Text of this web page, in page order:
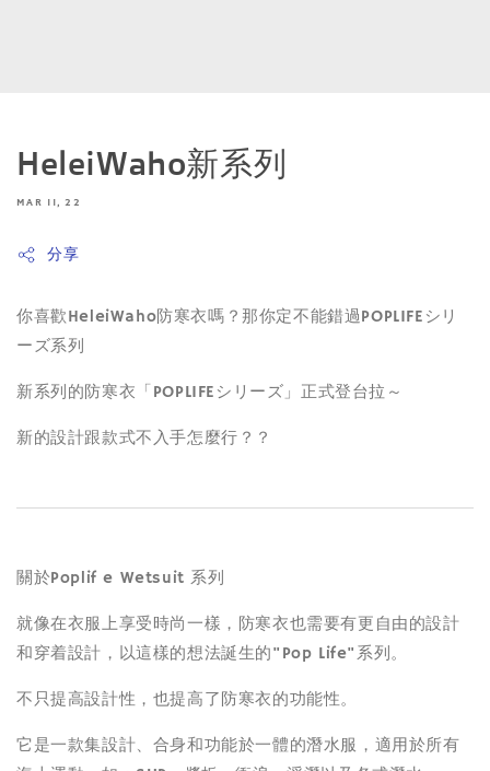
HeleiWaho新系列
MAR 11, 22
分享
你喜歡HeleiWaho防寒衣嗎？那你定不能錯過POPLIFEシリ
ーズ系列
新系列的防寒衣「POPLIFEシリーズ」正式登台拉～
新的設計跟款式不入手怎麼行？？
關於Poplif e Wetsuit 系列
就像在衣服上享受時尚一樣，防寒衣也需要有更自由的設計
和穿着設計，以這樣的想法誕生的"Pop Life"系列。
不只提高設計性，也提高了防寒衣的功能性。
它是一款集設計、合身和功能於一體的潛水服，適用於所有